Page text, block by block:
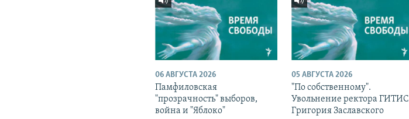
06 АВГУСТА 2026
Памфиловская
"прозрачность" выборов,
война и "Яблоко"
05 АВГУСТА 2026
"По собственному".
Увольнение ректора ГИТИС
Григория Заславского